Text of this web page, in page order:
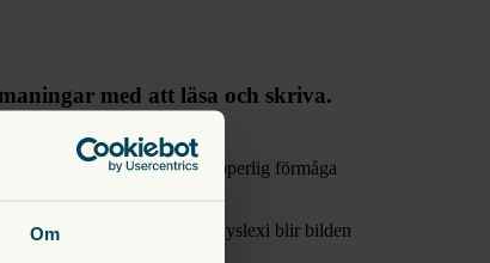
Om
med att läsa och skriva.
har många dyslektiker en ypperlig förmåga
problematiserar kring dyslexi blir bilden